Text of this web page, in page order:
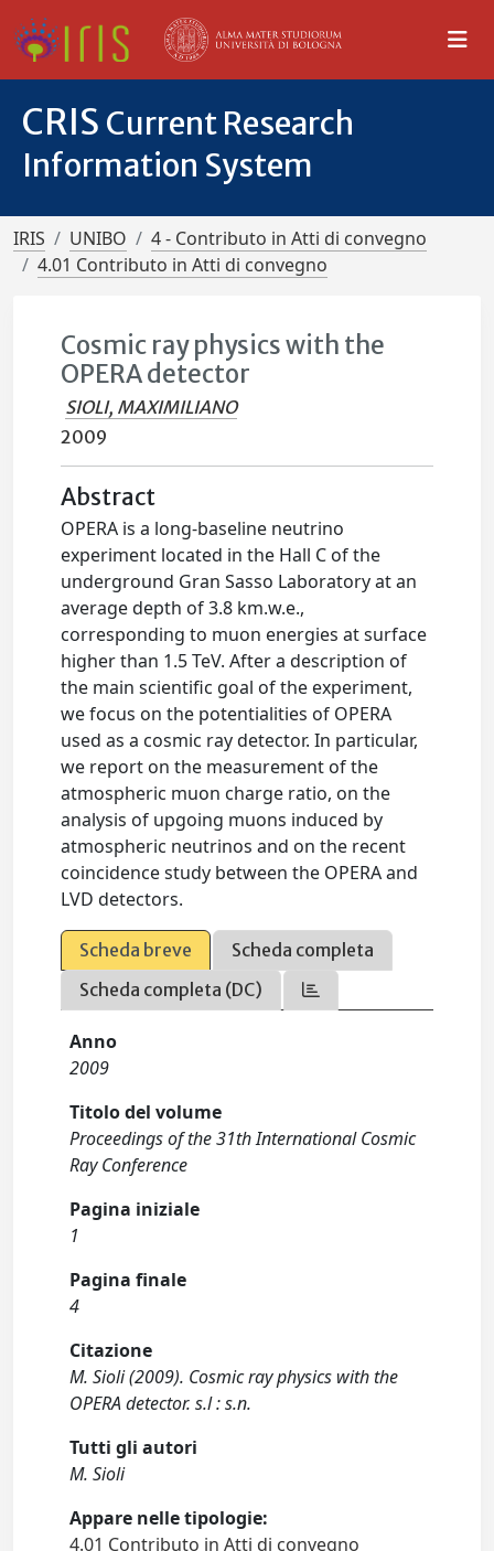
CRIS Current Research
Information System
IRIS UNIBO
4 - Contributo in Atti di convegno
4.01 Contributo in Atti di convegno
Cosmic ray physics with the
OPERA detector
SIOLI, MAXIMILIANO
2009
Abstract
OPERA is a long-baseline neutrino
experiment located in the Hall C of the
underground Gran Sasso Laboratory at an
average depth of 3.8 km.w.e.,
corresponding to muon energies at surface
higher than 1.5 TeV. After a description of
the main scientific goal of the experiment,
we focus on the potentialities of OPERA
used as a cosmic ray detector. In particular,
we report on the measurement of the
atmospheric muon charge ratio, on the
analysis of upgoing muons induced by
atmospheric neutrinos and on the recent
coincidence study between the OPERA and
LVD detectors.
Scheda breve
Scheda completa
Scheda completa (DC)
Anno
2009
Titolo del volume
Proceedings of the 31th International Cosmic
Ray Conference
Pagina iniziale
1
Pagina finale
4
Citazione
M. Sioli (2009). Cosmic ray physics with the
OPERA detector. s.l : s.n.
Tutti gli autori
M. Sioli
Appare nelle tipologie:
4.01 Contributo in Atti di convegno